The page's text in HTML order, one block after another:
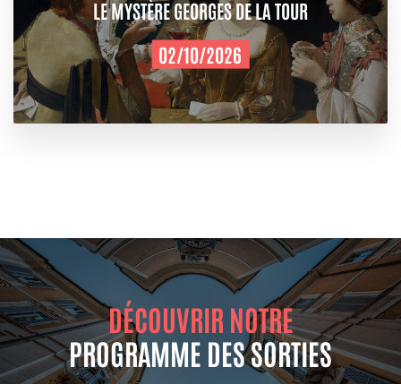
LE MYSTÈRE GEORGES DE LA TOUR
02/10/2026
DÉCOUVRIR NOTRE
PROGRAMME DES SORTIES